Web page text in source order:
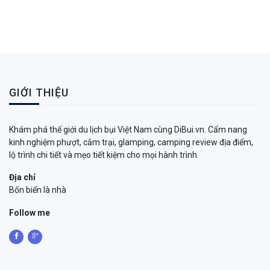
GIỚI THIỆU
Khám phá thế giới du lịch bụi Việt Nam cùng DiBui.vn. Cẩm nang
kinh nghiệm phượt, cắm trại, glamping, camping review địa điểm,
lộ trình chi tiết và mẹo tiết kiệm cho mọi hành trình.
Địa chỉ
Bốn biển là nhà
Follow me